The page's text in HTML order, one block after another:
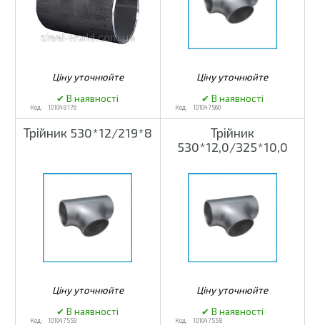
101048176 101047560
Трійник 530*12/219*8
101047559
Трійник
530*12,0/325*10,0
101047558